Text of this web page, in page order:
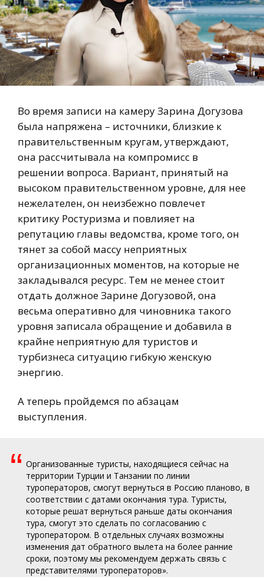
Во время записи на камеру Зарина Догузова
была напряжена – источники, близкие к
правительственным кругам, утверждают,
она рассчитывала на компромисс в
решении вопроса. Вариант, принятый на
высоком правительственном уровне, для нее
нежелателен, он неизбежно повлечет
критику Ростуризма и повлияет на
репутацию главы ведомства, кроме того, он
тянет за собой массу неприятных
организационных моментов, на которые не
закладывался ресурс. Тем не менее стоит
отдать должное Зарине Догузовой, она
весьма оперативно для чиновника такого
уровня записала обращение и добавила в
крайне неприятную для туристов и
турбизнеса ситуацию гибкую женскую
энергию.
А теперь пройдемся по абзацам
выступления.
“ Организованные туристы, находящиеся сейчас на
территории Турции и Танзании по линии
туроператоров, смогут вернуться в Россию планово, в
соответствии с датами окончания тура. Туристы,
которые решат вернуться раньше даты окончания
тура, смогут это сделать по согласованию с
туроператором. В отдельных случаях возможны
изменения дат обратного вылета на более ранние
сроки, поэтому мы рекомендуем держать связь с
представителями туроператоров».